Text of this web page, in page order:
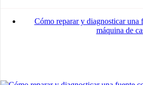
Cómo reparar y diagnosticar una
máquina de